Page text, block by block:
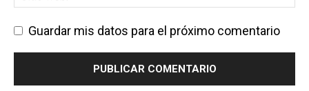
Guardar mis datos para el próximo comentario